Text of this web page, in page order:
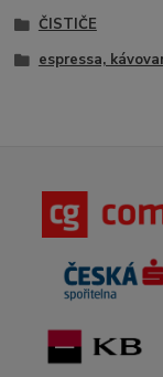
ČISTIČE
espressa,